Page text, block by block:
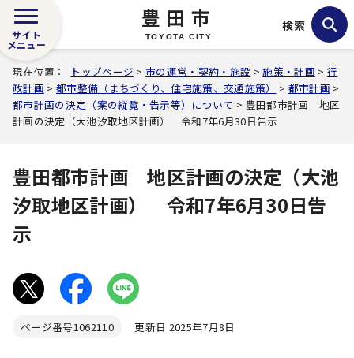
豊田市
TOYOTA CITY
サイト
メニュー
検索
現在位置： トップページ >市の運営・契約・施設 >施策・計画> 行
政計画> 都市整備（まちづくり、住宅施策、交通施策） > 都市計画>
都市計画の決定（案の縦覧・告示等）について > 豊田都市計画 地区
計画の決定（大池汐取地区計画） 令和7年6月30日告示
豊田都市計画 地区計画の決定（大池
汐取地区計画） 令和7年6月30日告
示
ページ番号1062110 更新日 2025年7月8日